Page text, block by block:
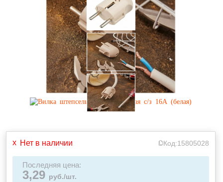
Нет в наличии Код:15805028
Последняя цена:
3,29 руб./шт.